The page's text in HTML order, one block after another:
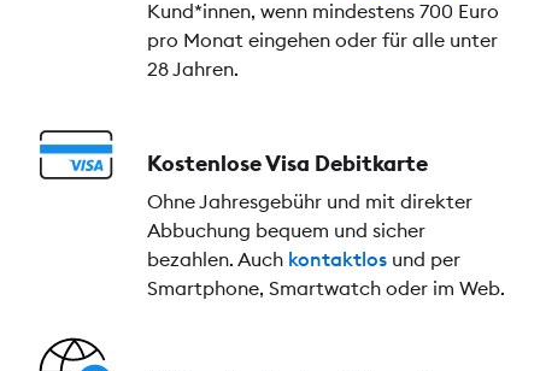
Kund*innen, wenn mindestens 700 Euro
pro Monat eingehen oder für alle unter
28 Jahren.
Kostenlose Visa Debitkarte
Ohne Jahresgebühr und mit direkter
Abbuchung bequem und sicher
bezahlen. Auch kontaktlos und per
Smartphone, Smartwatch oder im Web.